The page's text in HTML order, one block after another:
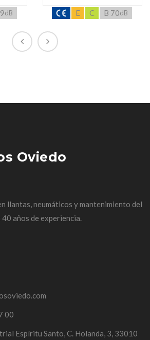
dB E C B 70dB
Oviedo
llantas, neumáticos y mantenimiento del
años de experiencia.
00
Espíritu Santo, C. Holanda, 3, 33010